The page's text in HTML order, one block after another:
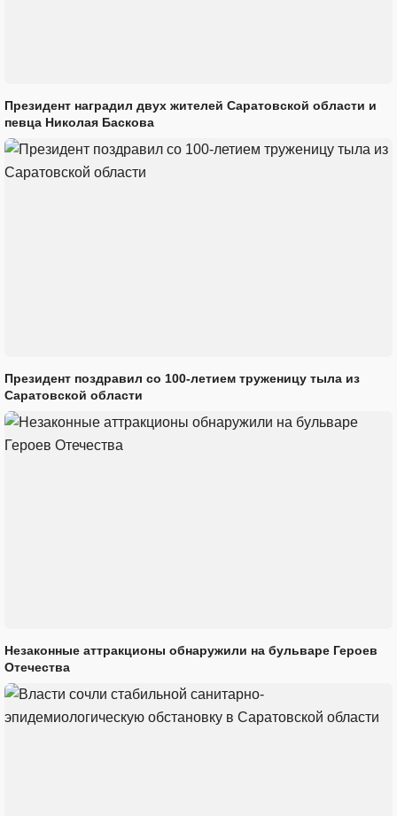
Президент наградил двух жителей Саратовской области и
певца Николая Баскова
Президент поздравил со 100-летием труженицу тыла из
Саратовской области
Незаконные аттракционы обнаружили на бульваре Героев
Отечества